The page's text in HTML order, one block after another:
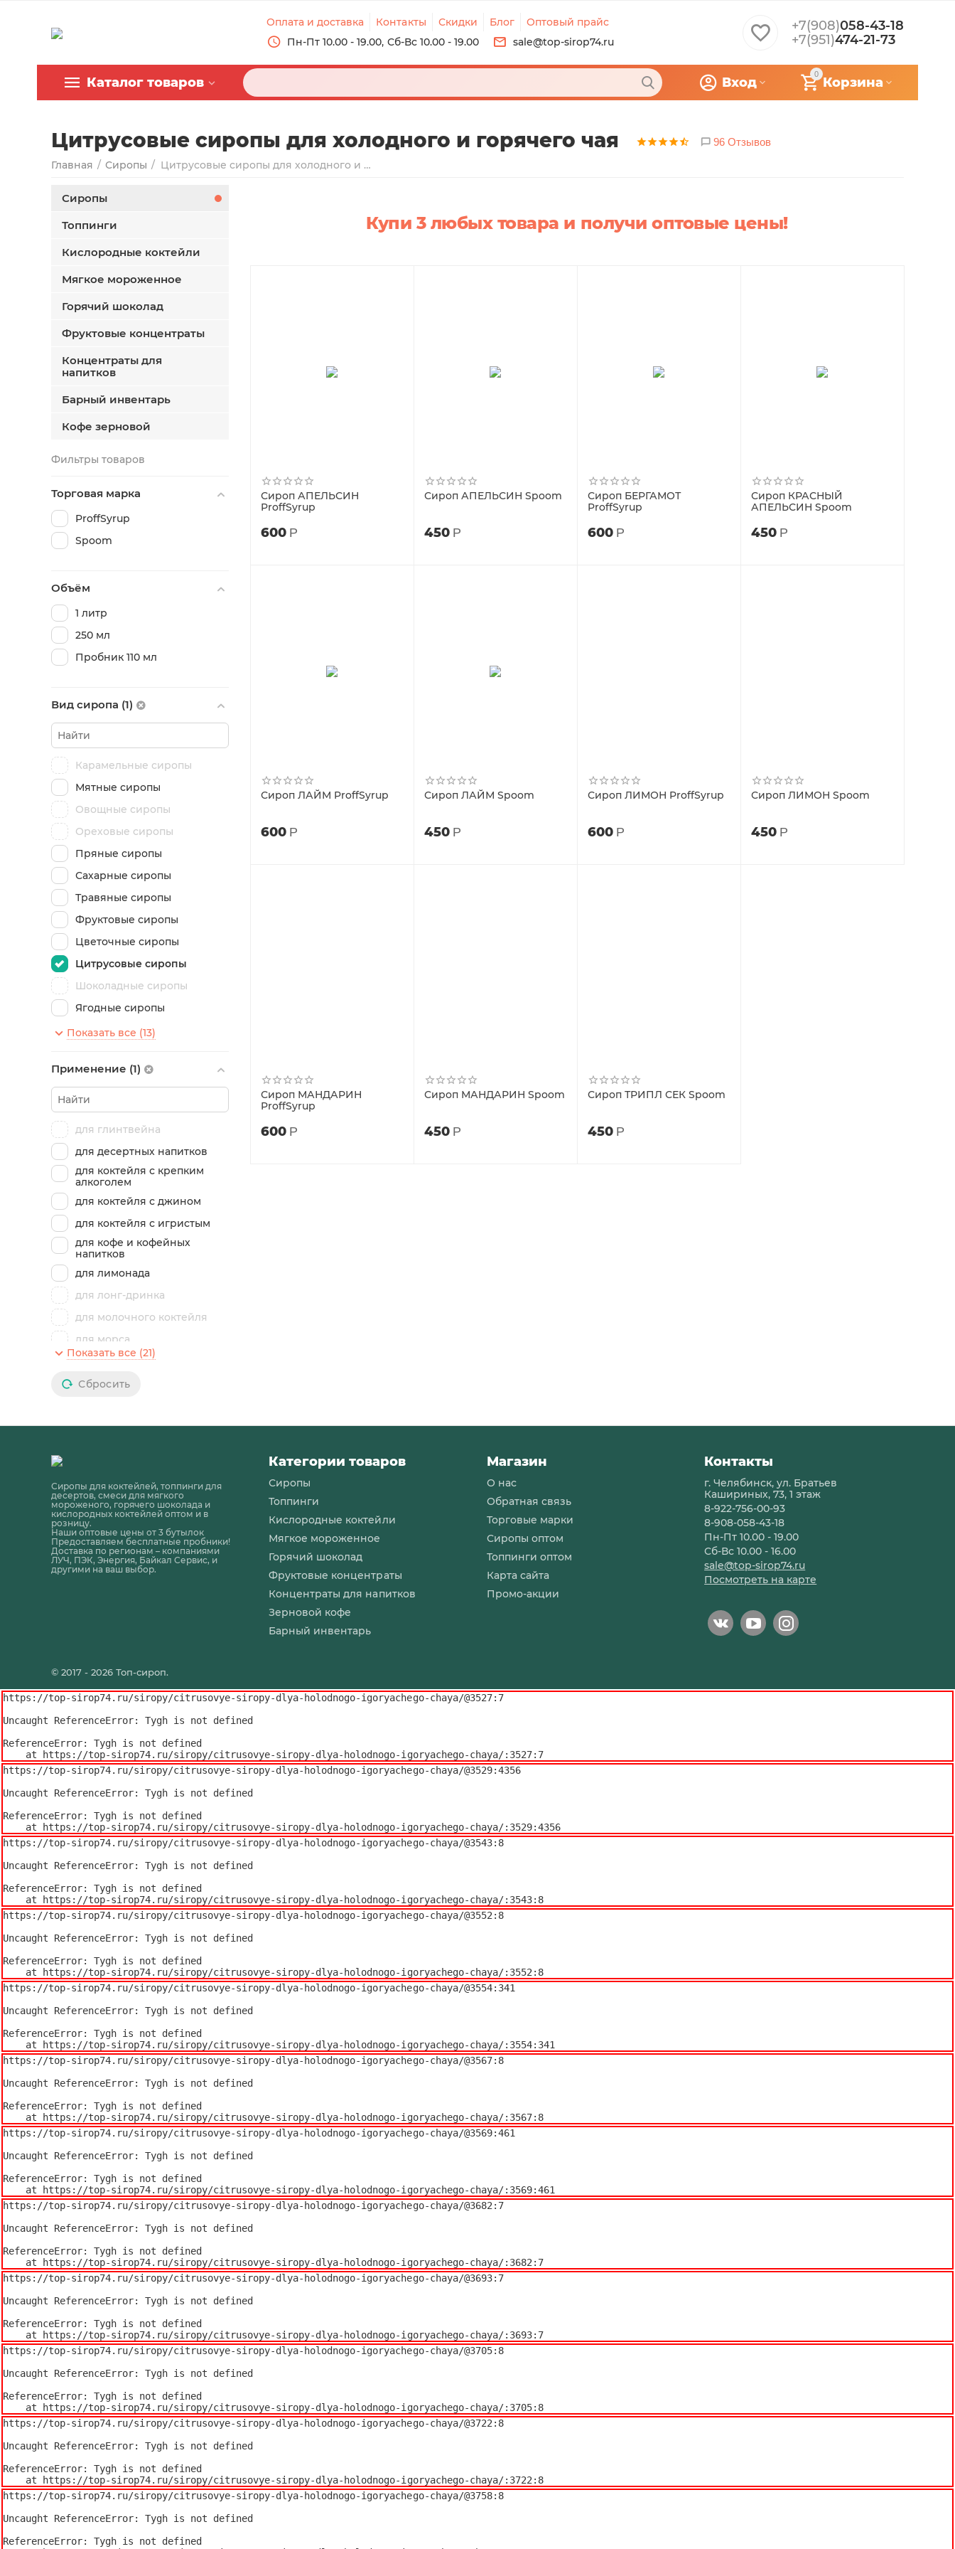
Оплата и доставка Контакты Скидки Блог
Оптовый прайс
Пн-Пт 10.00 - 19.00, Сб-Вс 10.00 - 19.00
sale@top-sirop74.ru
+7(908)058-43-18
+7(951)474-21-73
Каталог товаров
0
Корзина
Вход
Цитрусовые сиропы для холодного и горячего чая 96 Отзывов
Главная / Сиропы / Цитрусовые сиропы для холодного и горячего чая
Купи 3 любых товара и получи оптовые цены!
Сироп АПЕЛЬСИН
ProffSyrup
600 Р
Сироп АПЕЛЬСИН Spoom
450 Р
Сироп БЕРГАМОТ
ProffSyrup
600 Р
Сироп КРАСНЫЙ
АПЕЛЬСИН Spoom
450 Р
Сироп ЛАЙМ ProffSyrup
600 Р
Сироп ЛАЙМ Spoom
450 Р
Сироп ЛИМОН ProffSyrup
600 Р
Сироп ЛИМОН Spoom
450 Р
Сироп МАНДАРИН
ProffSyrup
600 Р
Сироп МАНДАРИН Spoom
450 Р
Сироп ТРИПЛ СЕК Spoom
450 Р
Сиропы
Топпинги
Кислородные коктейли
Мягкое мороженное
Горячий шоколад
Фруктовые концентраты
Концентраты для
напитков
Барный инвентарь
Кофе зерновой
Фильтры товаров
Торговая марка
ProffSyrup
Spoom
Объём
1 литр
250 мл
Пробник 110 мл
Вид сиропа (1)
Карамельные сиропы
Мятные сиропы
Овощные сиропы
Ореховые сиропы
Пряные сиропы
Сахарные сиропы
Травяные сиропы
Фруктовые сиропы
Цветочные сиропы
Цитрусовые сиропы
Шоколадные сиропы
Ягодные сиропы
Сиропы со вкусом
алкоголя 0% Alcohol
Показать все (13)
Применение (1)
для глинтвейна
для десертных напитков
для коктейля с крепким
алкоголем
для коктейля с джином
для коктейля с игристым
для кофе и кофейных
напитков
для лимонада
для лонг-дринка
для молочного коктейля
для морса
для освежающего
для пивного коктейля
для тропического
коктейля
для холодного и горячего
чая
для ягодного коктейля
для бисквита
Показать все (21)
Сбросить
Сиропы для коктейлей, топпинги для
десертов, смеси для мягкого
мороженого, горячего шоколада и
кислородных коктейлей оптом и в
розницу.
Наши оптовые цены от 3 бутылок
Предоставляем бесплатные пробники!
Доставка по регионам – компаниями
ЛУЧ, ПЭК, Энергия, Байкал Сервис, и
другими на ваш выбор.
Категории товаров
Сиропы
Топпинги
Кислородные коктейли
Мягкое мороженное
Горячий шоколад
Фруктовые концентраты
Концентраты для напитков
Зерновой кофе
Барный инвентарь
Магазин
О нас
Обратная связь
Торговые марки
Сиропы оптом
Топпинги оптом
Карта сайта
Промо-акции
Контакты
г. Челябинск, ул. Братьев
Кашириных, 73, 1 этаж
8-922-756-00-93
8-908-058-43-18
Пн-Пт 10.00 - 19.00
Сб-Вс 10.00 - 16.00
sale@top-sirop74.ru
Посмотреть на карте
© 2017 - 2026 Топ-сироп.
https://top-sirop74.ru/siropy/citrusovye-siropy-dlya-holodnogo-igoryachego-chaya/@3527:7
Uncaught ReferenceError: Tygh is not defined
ReferenceError: Tygh is not defined
    at https://top-sirop74.ru/siropy/citrusovye-siropy-dlya-holodnogo-igoryachego-chaya/:3527:7
https://top-sirop74.ru/siropy/citrusovye-siropy-dlya-holodnogo-igoryachego-chaya/@3529:4356
Uncaught ReferenceError: Tygh is not defined
ReferenceError: Tygh is not defined
    at https://top-sirop74.ru/siropy/citrusovye-siropy-dlya-holodnogo-igoryachego-chaya/:3529:4356
https://top-sirop74.ru/siropy/citrusovye-siropy-dlya-holodnogo-igoryachego-chaya/@3543:8
Uncaught ReferenceError: Tygh is not defined
ReferenceError: Tygh is not defined
    at https://top-sirop74.ru/siropy/citrusovye-siropy-dlya-holodnogo-igoryachego-chaya/:3543:8
https://top-sirop74.ru/siropy/citrusovye-siropy-dlya-holodnogo-igoryachego-chaya/@3552:8
Uncaught ReferenceError: Tygh is not defined
ReferenceError: Tygh is not defined
    at https://top-sirop74.ru/siropy/citrusovye-siropy-dlya-holodnogo-igoryachego-chaya/:3552:8
https://top-sirop74.ru/siropy/citrusovye-siropy-dlya-holodnogo-igoryachego-chaya/@3554:341
Uncaught ReferenceError: Tygh is not defined
ReferenceError: Tygh is not defined
    at https://top-sirop74.ru/siropy/citrusovye-siropy-dlya-holodnogo-igoryachego-chaya/:3554:341
https://top-sirop74.ru/siropy/citrusovye-siropy-dlya-holodnogo-igoryachego-chaya/@3567:8
Uncaught ReferenceError: Tygh is not defined
ReferenceError: Tygh is not defined
    at https://top-sirop74.ru/siropy/citrusovye-siropy-dlya-holodnogo-igoryachego-chaya/:3567:8
https://top-sirop74.ru/siropy/citrusovye-siropy-dlya-holodnogo-igoryachego-chaya/@3569:461
Uncaught ReferenceError: Tygh is not defined
ReferenceError: Tygh is not defined
    at https://top-sirop74.ru/siropy/citrusovye-siropy-dlya-holodnogo-igoryachego-chaya/:3569:461
https://top-sirop74.ru/siropy/citrusovye-siropy-dlya-holodnogo-igoryachego-chaya/@3682:7
Uncaught ReferenceError: Tygh is not defined
ReferenceError: Tygh is not defined
    at https://top-sirop74.ru/siropy/citrusovye-siropy-dlya-holodnogo-igoryachego-chaya/:3682:7
https://top-sirop74.ru/siropy/citrusovye-siropy-dlya-holodnogo-igoryachego-chaya/@3693:7
Uncaught ReferenceError: Tygh is not defined
ReferenceError: Tygh is not defined
    at https://top-sirop74.ru/siropy/citrusovye-siropy-dlya-holodnogo-igoryachego-chaya/:3693:7
https://top-sirop74.ru/siropy/citrusovye-siropy-dlya-holodnogo-igoryachego-chaya/@3705:8
Uncaught ReferenceError: Tygh is not defined
ReferenceError: Tygh is not defined
    at https://top-sirop74.ru/siropy/citrusovye-siropy-dlya-holodnogo-igoryachego-chaya/:3705:8
https://top-sirop74.ru/siropy/citrusovye-siropy-dlya-holodnogo-igoryachego-chaya/@3722:8
Uncaught ReferenceError: Tygh is not defined
ReferenceError: Tygh is not defined
    at https://top-sirop74.ru/siropy/citrusovye-siropy-dlya-holodnogo-igoryachego-chaya/:3722:8
https://top-sirop74.ru/siropy/citrusovye-siropy-dlya-holodnogo-igoryachego-chaya/@3758:8
Uncaught ReferenceError: Tygh is not defined
ReferenceError: Tygh is not defined